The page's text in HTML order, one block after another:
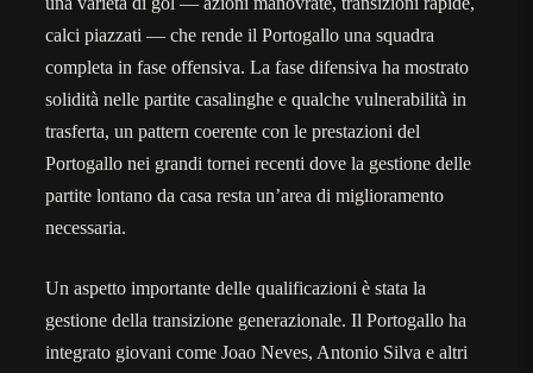
calci piazzati — che rende il Portogallo una squadra
completa in fase offensiva. La fase difensiva ha mostrato
solidità nelle partite casalinghe e qualche vulnerabilità in
trasferta, un pattern coerente con le prestazioni del
Portogallo nei grandi tornei recenti dove la gestione delle
partite lontano da casa resta un’area di miglioramento
necessaria.
Un aspetto importante delle qualificazioni è stata la
gestione della transizione generazionale. Il Portogallo ha
integrato giovani come Joao Neves, Antonio Silva e altri